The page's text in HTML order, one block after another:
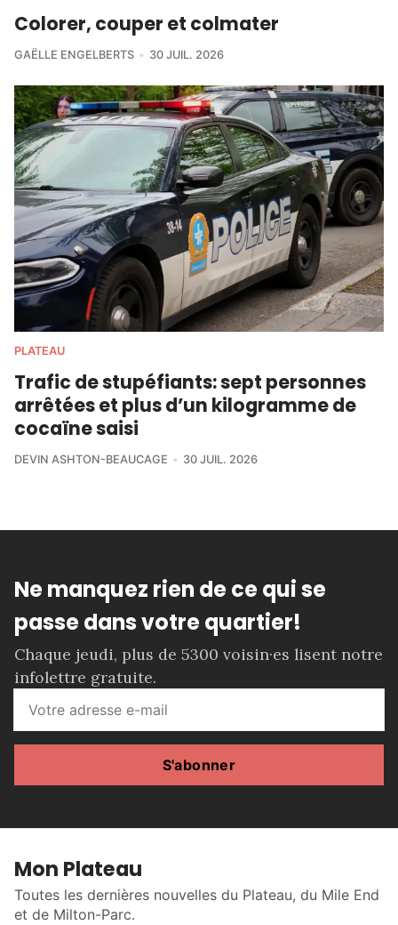
Colorer, couper et colmater
GAËLLE ENGELBERTS 30 JUIL. 2026
PLATEAU
Trafic de stupéfiants: sept personnes
arrêtées et plus d’un kilogramme de
cocaïne saisi
DEVIN ASHTON-BEAUCAGE 30 JUIL. 2026
Ne manquez rien de ce qui se
passe dans votre quartier!
Chaque jeudi, plus de 5300 voisin·es lisent notre
infolettre gratuite.
S'abonner
Mon Plateau
Toutes les dernières nouvelles du Plateau, du Mile End
et de Milton-Parc.